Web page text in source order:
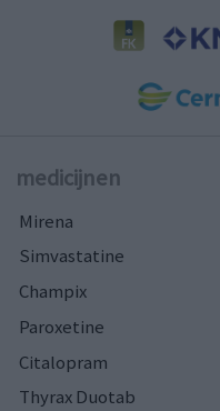
medicijnen
Mirena
Simvastatine
Champix
Paroxetine
Citalopram
Thyrax Duotab